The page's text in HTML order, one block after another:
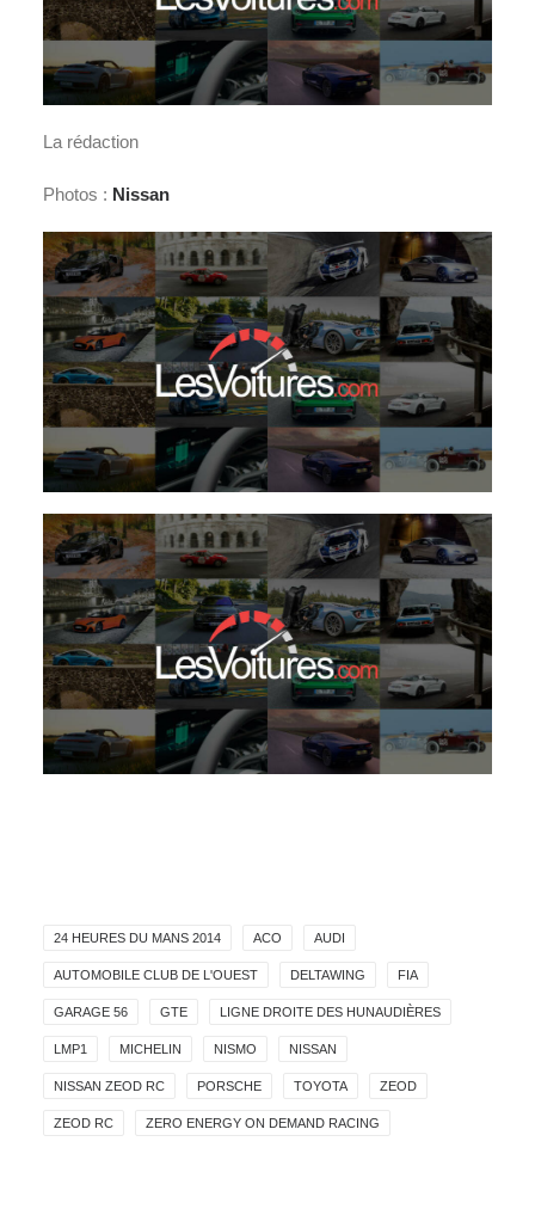
La rédaction
Photos : Nissan
24 HEURES DU MANS 2014 ACO AUDI
AUTOMOBILE CLUB DE L'OUEST DELTAWING FIA
GARAGE 56 GTE LIGNE DROITE DES HUNAUDIÈRES
LMP1 MICHELIN NISMO NISSAN
NISSAN ZEOD RC PORSCHE TOYOTA ZEOD
ZEOD RC ZERO ENERGY ON DEMAND RACING